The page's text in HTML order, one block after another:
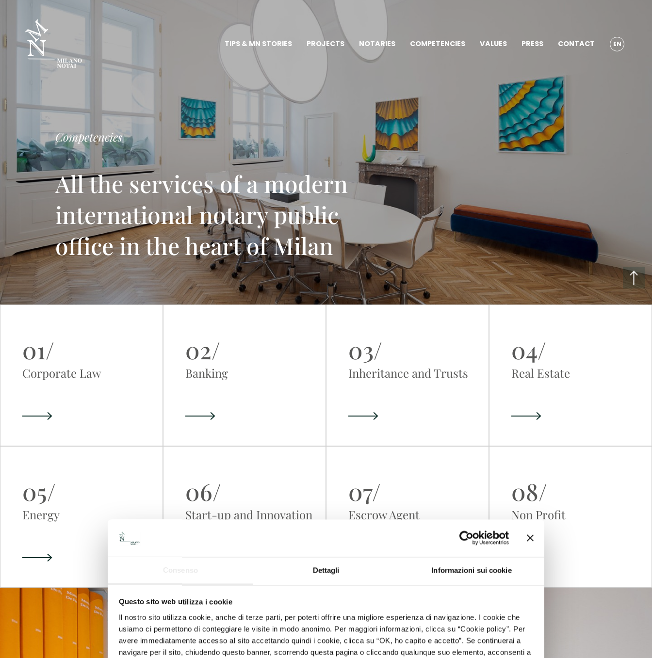
Dettagli Informazioni sui cookie
Questo sito web utilizza i cookie
Il nostro sito utilizza cookie, anche di terze parti, per poterti offrire una migliore esperienza di navigazione. I cookie che
usiamo ci permettono di conteggiare le visite in modo anonimo. Per maggiori informazioni, clicca su “Cookie policy”. Per
avere immediatamente accesso al sito accettando quindi i cookie, clicca su “OK, ho capito e accetto”. Se continuerai a
navigare per il sito, chiudendo questo banner, scorrendo questa pagina o cliccando qualunque suo elemento, acconsenti a
TIPS & MN STORIES PROJECTS NOTARIES COMPETENCIES VALUES PRESS CONTACT EN
Competencies
All the services of a modern
international notary public
office in the heart of Milan
01/
Corporate Law
02/
Banking
03/
Inheritance and Trusts
04/
Real Estate
05/
Energy
06/
Start-up and Innovation
07/
Escrow Agent
08/
Non Profit